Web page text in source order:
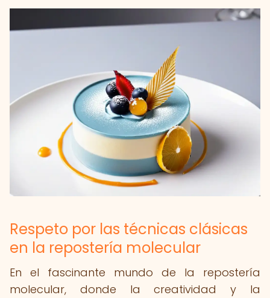
Respeto por las técnicas clásicas
en la repostería molecular
En el fascinante mundo de la repostería
molecular, donde la creatividad y la